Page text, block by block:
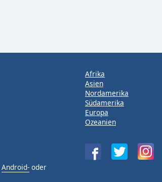
Android- oder
Afrika
Asien
Nordamerika
Südamerika
Europa
Ozeanien